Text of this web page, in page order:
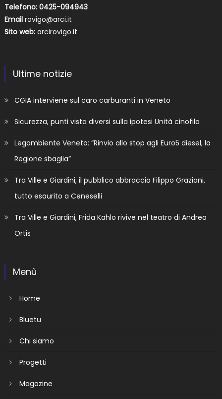
Telefono: 0425-094943
Email rovigo@arci.it
Sito web: arcirovigo.it
Ultime notizie
CGIA interviene sul caro carburanti in Veneto
Sicurezza, punti vista diversi sulla ipotesi Unità cinofila
Legambiente Veneto: “Rinvio allo stop agli Euro5 diesel, la
Regione sbaglia”
Tra Ville e Giardini, il pubblico abbraccia Filippo Graziani,
tutto esaurito a Ceneselli
Tra Ville e Giardini, Frida Kahlo rivive nel teatro di Andrea
Ortis
Menù
Home
Bluetu
Chi siamo
Progetti
Magazine